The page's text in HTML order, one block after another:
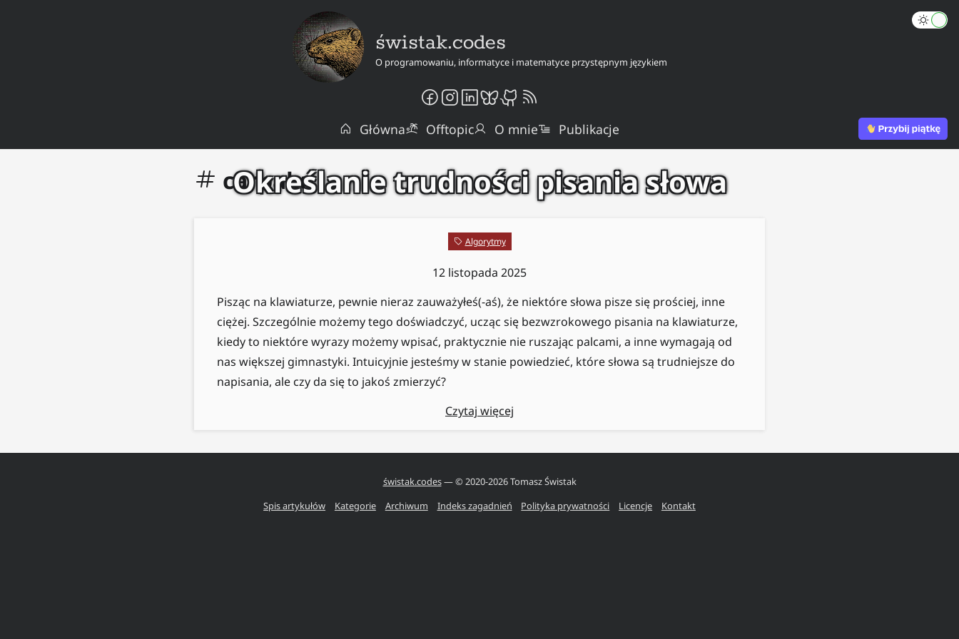
świstak.codes
O programowaniu, informatyce i matematyce przystępnym językiem
Główna Offtopic O mnie Publikacje
carpalx
Określanie trudności pisania słowa
Algorytmy
12 listopada 2025
Pisząc na klawiaturze, pewnie nieraz zauważyłeś(-aś), że niektóre słowa pisze się prościej, inne
ciężej. Szczególnie możemy tego doświadczyć, ucząc się bezwzrokowego pisania na klawiaturze,
kiedy to niektóre wyrazy możemy wpisać, praktycznie nie ruszając palcami, a inne wymagają od
nas większej gimnastyki. Intuicyjnie jesteśmy w stanie powiedzieć, które słowa są trudniejsze do
napisania, ale czy da się to jakoś zmierzyć?
Czytaj więcej
świstak.codes— © 2020-2026Tomasz Świstak
Spis artykułów
Kategorie Archiwum Indeks zagadnień Polityka prywatności Licencje Kontakt